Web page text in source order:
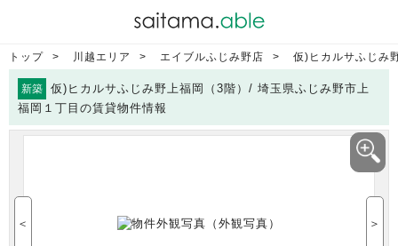
トップ 川越エリア エイブルふじみ野店 仮)ヒカルサふじみ
新築
仮)ヒカルサふじみ野上福岡（3階）/ 埼玉県ふじみ野市上
福岡１丁目の賃貸物件情報
＜ ＞